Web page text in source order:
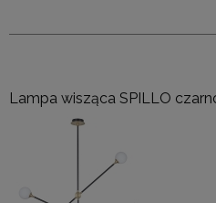
Lampa wisząca SPILLO